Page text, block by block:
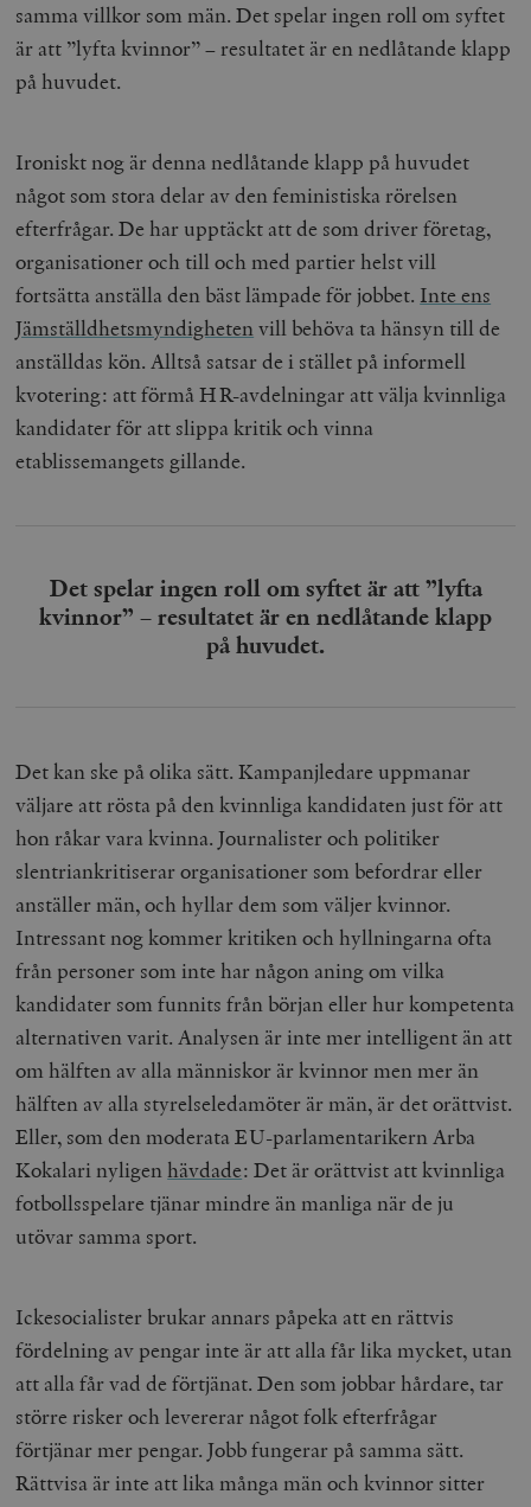
samma villkor som män. Det spelar ingen roll om syftet
är att ”lyfta kvinnor” – resultatet är en nedlåtande klapp
på huvudet.
Ironiskt nog är denna nedlåtande klapp på huvudet
något som stora delar av den feministiska rörelsen
efterfrågar. De har upptäckt att de som driver företag,
organisationer och till och med partier helst vill
fortsätta anställa den bäst lämpade för jobbet. Inte ens
Jämställdhetsmyndighetenvill behöva ta hänsyn till de
anställdas kön. Alltså satsar de i stället på informell
kvotering: att förmå HR-avdelningar att välja kvinnliga
kandidater för att slippa kritik och vinna
etablissemangets gillande.
Det spelar ingen roll om syftet är att ”lyfta
kvinnor” – resultatet är en nedlåtande klapp
på huvudet.
Det kan ske på olika sätt. Kampanjledare uppmanar
väljare att rösta på den kvinnliga kandidaten just för att
hon råkar vara kvinna. Journalister och politiker
slentriankritiserar organisationer som befordrar eller
anställer män, och hyllar dem som väljer kvinnor.
Intressant nog kommer kritiken och hyllningarna ofta
från personer som inte har någon aning om vilka
kandidater som funnits från början eller hur kompetenta
alternativen varit. Analysen är inte mer intelligent än att
om hälften av alla människor är kvinnor men mer än
hälften av alla styrelseledamöter är män, är det orättvist.
Eller, som den moderata EU-parlamentarikern Arba
Kokalari nyligenhävdade: Det är orättvist att kvinnliga
fotbollsspelare tjänar mindre än manliga när de ju
utövar samma sport.
Ickesocialister brukar annars påpeka att en rättvis
fördelning av pengar inte är att alla får lika mycket, utan
att alla får vad de förtjänat. Den som jobbar hårdare, tar
större risker och levererar något folk efterfrågar
förtjänar mer pengar. Jobb fungerar på samma sätt.
Rättvisa är inte att lika många män och kvinnor sitter